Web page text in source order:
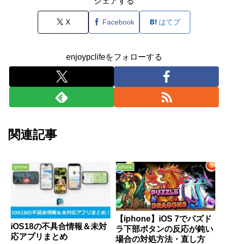
X Facebook はてブ
enjoypclifeをフォローする
関連記事
iphone
iOS18の不具合情報＆未対
応アプリまとめ
iphone
【iphone】iOS 7でパズド
ラ下部ボタンの反応が鈍い
場合の対処方法・直し方